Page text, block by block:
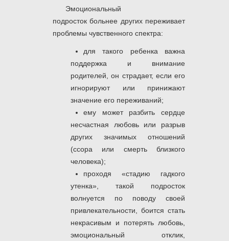
Эмоциональный
подросток больнее других переживает
проблемы чувственного спектра:
для такого ребенка важна
поддержка и внимание
родителей, он страдает, если его
игнорируют или принижают
значение его переживаний;
ему может разбить сердце
несчастная любовь или разрыв
других значимых отношений
(ссора или смерть близкого
человека);
проходя «стадию гадкого
утенка», такой подросток
волнуется по поводу своей
привлекательности, боится стать
некрасивым и потерять любовь,
эмоциональный отклик,